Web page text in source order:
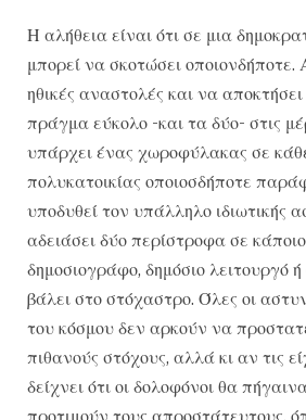
Η αλήθεια είναι ότι σε μια
μπορεί να σκοτώσει οποιονδήποτε.
ηθικές αναστολές και να
πράγμα εύκολο -και τα δύο- στις
υπάρχει ένας χωροφύλακας σε
πολυκατοικίας οποιοσδήποτε
υποδυθεί τον υπάλληλο ιδιωτικής
αδειάσει δύο περίστροφα σε
δημοσιογράφο, δημόσιο λειτουργό
βάλει στο στόχαστρο. Όλες οι
του κόσμου δεν αρκούν να
πιθανούς στόχους, αλλά κι αν τις
δείχνει ότι οι δολοφόνοι θα
προτιμούν τους απροστάτευτους,